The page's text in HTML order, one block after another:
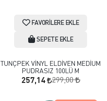
FAVORILERE EKLE
SEPETE EKLE
TUNÇPEK VİNYL ELDİVEN MEDİUM
PUDRASIZ 100LÜ M
257,14 299,00